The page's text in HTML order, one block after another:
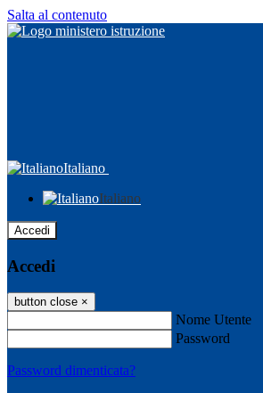
Salta al contenuto
Italiano
Italiano
Accedi
Accedi
button close ×
Nome Utente
Password
Password dimenticata?